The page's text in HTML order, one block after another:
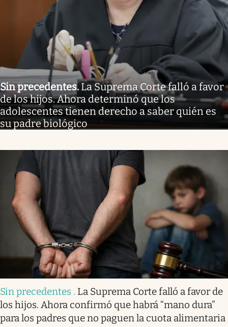
Sin precedentes.La Suprema Corte falló a favor
de los hijos. Ahora determinó que los
adolescentes tienen derecho a saber quién es
su padre biológico
Sin precedentes . La Suprema Corte falló a favor de
los hijos. Ahora confirmó que habrá “mano dura”
para los padres que no paguen la cuota alimentaria